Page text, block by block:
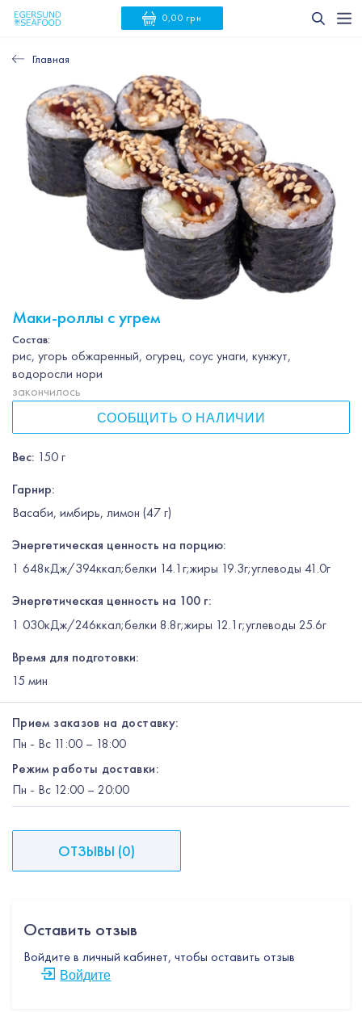
0,00 грн
Главная
Маки-роллы с угрем
Состав:
рис, угорь обжаренный, огурец, соус унаги, кунжут,
водоросли нори
Вес: 150 г
Гарнир:
Васаби, имбирь, лимон (47 г)
Энергетическая ценность на порцию:
1 648кДж/394ккал;белки 14.1г;жиры 19.3г;углеводы 41.0г
Энергетическая ценность на 100 г:
1 030кДж/246ккал;белки 8.8г;жиры 12.1г;углеводы 25.6г
Время для подготовки:
15 мин
закончилось
СООБЩИТЬ О НАЛИЧИИ
Прием заказов на доставку:
Пн - Вс 11:00 – 18:00
Режим работы доставки:
Пн - Вс 12:00 – 20:00
ОТЗЫВЫ (0)
Оставить отзыв
Войдите в личный кабинет, чтобы оставить отзыв
Войдите